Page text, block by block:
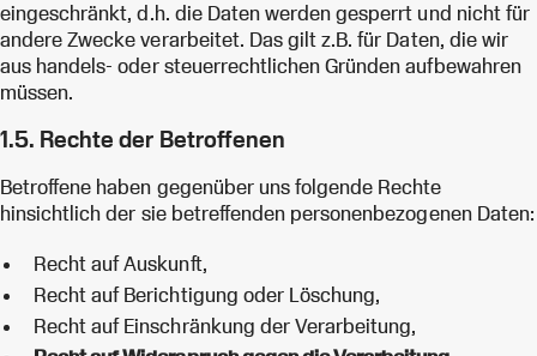
eingeschränkt, d.h. die Daten werden gesperrt und nicht für
andere Zwecke verarbeitet. Das gilt z.B. für Daten, die wir
aus handels- oder steuerrechtlichen Gründen aufbewahren
müssen.
1.5. Rechte der Betroffenen
Betroffene haben gegenüber uns folgende Rechte
hinsichtlich der sie betreffenden personenbezogenen Daten:
Recht auf Auskunft,
Recht auf Berichtigung oder Löschung,
Recht auf Einschränkung der Verarbeitung,